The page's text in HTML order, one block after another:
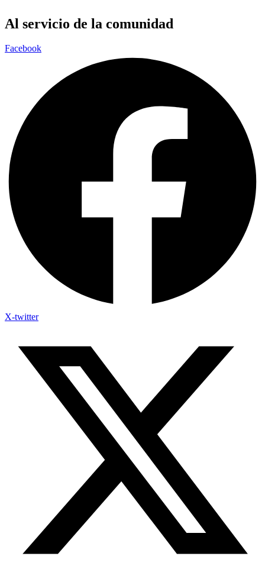
Al servicio de la comunidad
Facebook
X-twitter